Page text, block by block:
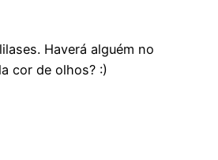
Haverá alguém no
cor de olhos? :)